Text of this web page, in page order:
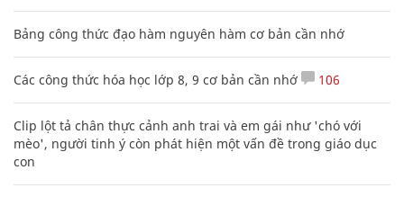
Bảng công thức đạo hàm nguyên hàm cơ bản cần nhớ
Các công thức hóa học lớp 8, 9 cơ bản cần nhớ 106
Clip lột tả chân thực cảnh anh trai và em gái như 'chó với
mèo', người tinh ý còn phát hiện một vấn đề trong giáo dục
con